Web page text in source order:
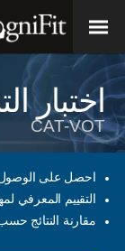
اختبار
CAT-VOT
احصل على الوصول
التقييم المعرفي
مقارنة النتائج